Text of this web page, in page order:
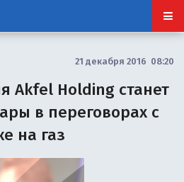
21 декабря 2016 08:20
Akfel Holding станет
в переговорах с
на газ